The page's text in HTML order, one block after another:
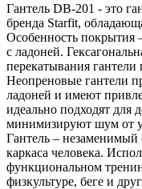
Гантель DB-201 - это
бренда Starfit,
Особенность покрытия
с ладоней.
перекатывания гантели
Неопреновые гантели
ладоней и имеют
идеально подходят для
минимизируют шум от
Гантель –
каркаса человека.
функциональном
физкультуре, беге и